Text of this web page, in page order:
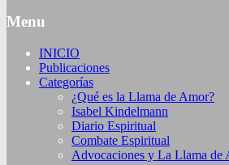
Menu
INICIO
Publicaciones
Categorías
¿Qué es la Llama de Amor?
Isabel Kindelmann
Diario Espiritual
Combate Espiritual
Advocaciones y La Llama de